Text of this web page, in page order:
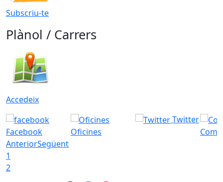
Subscriu-te
Plànol / Carrers
Accedeix
Facebook Oficines
Twitter
Com
AnteriorSegüent
1
2